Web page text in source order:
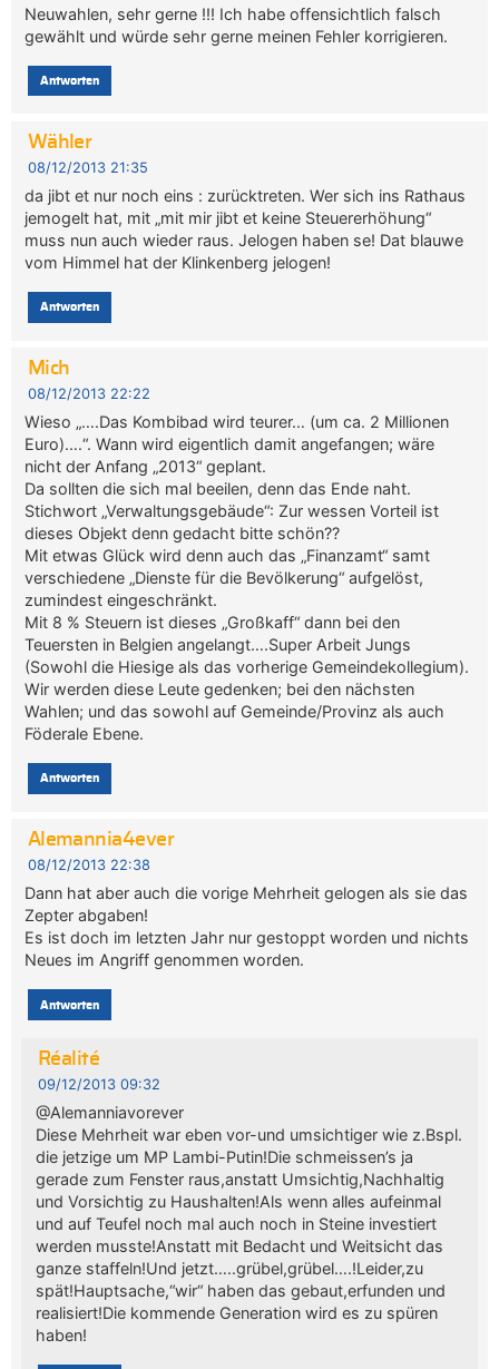
Neuwahlen, sehr gerne !!! Ich habe offensichtlich falsch
gewählt und würde sehr gerne meinen Fehler korrigieren.
Antworten
Wähler
08/12/2013 21:35
da jibt et nur noch eins : zurücktreten. Wer sich ins Rathaus
jemogelt hat, mit „mit mir jibt et keine Steuererhöhung“
muss nun auch wieder raus. Jelogen haben se! Dat blauwe
vom Himmel hat der Klinkenberg jelogen!
Antworten
Mich
08/12/2013 22:22
Wieso „….Das Kombibad wird teurer… (um ca. 2 Millionen
Euro)….“. Wann wird eigentlich damit angefangen; wäre
nicht der Anfang „2013“ geplant.
Da sollten die sich mal beeilen, denn das Ende naht.
Stichwort „Verwaltungsgebäude“: Zur wessen Vorteil ist
dieses Objekt denn gedacht bitte schön??
Mit etwas Glück wird denn auch das „Finanzamt“ samt
verschiedene „Dienste für die Bevölkerung“ aufgelöst,
zumindest eingeschränkt.
Mit 8 % Steuern ist dieses „Großkaff“ dann bei den
Teuersten in Belgien angelangt….Super Arbeit Jungs
(Sowohl die Hiesige als das vorherige Gemeindekollegium).
Wir werden diese Leute gedenken; bei den nächsten
Wahlen; und das sowohl auf Gemeinde/Provinz als auch
Föderale Ebene.
Antworten
Alemannia4ever
08/12/2013 22:38
Dann hat aber auch die vorige Mehrheit gelogen als sie das
Zepter abgaben!
Es ist doch im letzten Jahr nur gestoppt worden und nichts
Neues im Angriff genommen worden.
Antworten
Réalité
09/12/2013 09:32
@Alemanniavorever
Diese Mehrheit war eben vor-und umsichtiger wie z.Bspl.
die jetzige um MP Lambi-Putin!Die schmeissen’s ja
gerade zum Fenster raus,anstatt Umsichtig,Nachhaltig
und Vorsichtig zu Haushalten!Als wenn alles aufeinmal
und auf Teufel noch mal auch noch in Steine investiert
werden musste!Anstatt mit Bedacht und Weitsicht das
ganze staffeln!Und jetzt…..grübel,grübel….!Leider,zu
spät!Hauptsache,“wir“ haben das gebaut,erfunden und
realisiert!Die kommende Generation wird es zu spüren
haben!